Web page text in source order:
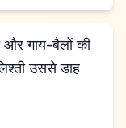
गाय-बैलों की
उससे डाह